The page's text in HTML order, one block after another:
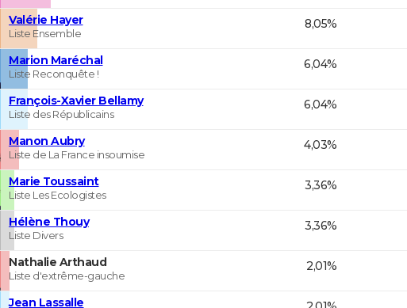
Valérie Hayer
Liste Ensemble
8,05%
Marion Maréchal
Liste Reconquête !
6,04%
François-Xavier Bellamy
Liste des Républicains
6,04%
Manon Aubry
Liste de La France insoumise
4,03%
Marie Toussaint
Liste Les Ecologistes
3,36%
Hélène Thouy
Liste Divers
3,36%
Nathalie Arthaud
Liste d'extrême-gauche
2,01%
Jean Lassalle